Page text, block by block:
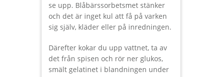
se upp. Blåbärssorbetsmet stänker
och det är inget kul att få på varken
sig själv, kläder eller på inredningen.
Därefter kokar du upp vattnet, ta av
det från spisen och rör ner glukos,
smält gelatinet i blandningen under